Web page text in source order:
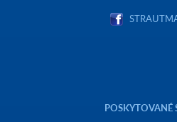
POSKYTOVANÉ